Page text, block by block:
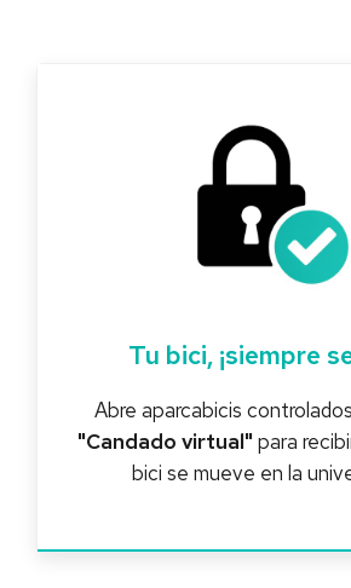
Tu bici, ¡siempre
Abre aparcabicis
"Candado virtual" para
bici se mueve en la